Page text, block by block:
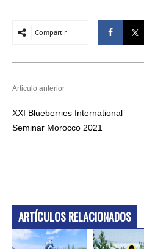
Compartir
Articulo anterior
XXI Blueberries International
Seminar Morocco 2021
ARTÍCULOS RELACIONADOS